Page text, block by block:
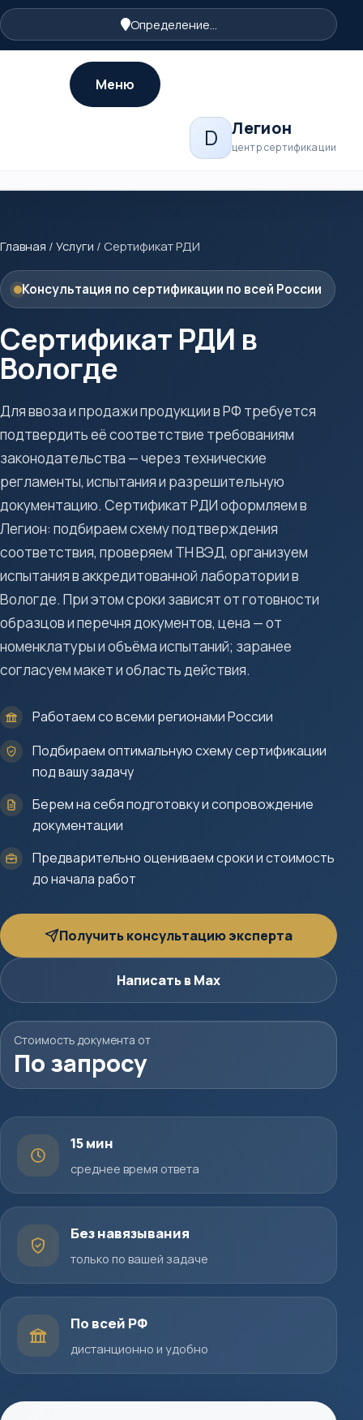
Определение...
D Легион
центр сертификации
Меню
Главная / Услуги / Сертификат РДИ
Консультация по сертификации по всей России
Сертификат РДИ в
Вологде
Для ввоза и продажи продукции в РФ требуется
подтвердить её соответствие требованиям
законодательства — через технические
регламенты, испытания и разрешительную
документацию. Сертификат РДИ оформляем в
Легион: подбираем схему подтверждения
соответствия, проверяем ТН ВЭД, организуем
испытания в аккредитованной лаборатории в
Вологде. При этом сроки зависят от готовности
образцов и перечня документов, цена — от
номенклатуры и объёма испытаний; заранее
согласуем макет и область действия.
Работаем со всеми регионами России
Подбираем оптимальную схему сертификации
под вашу задачу
Берем на себя подготовку и сопровождение
документации
Предварительно оцениваем сроки и стоимость
до начала работ
Получить консультацию эксперта
Написать в Max
Стоимость документа от
По запросу
15 мин
среднее время ответа
Без навязывания
только по вашей задаче
По всей РФ
дистанционно и удобно